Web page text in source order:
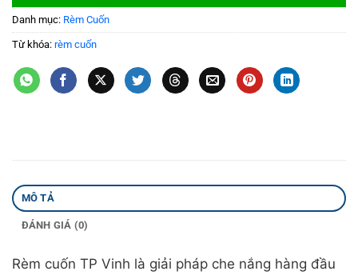
Danh mục: Rèm Cuốn
Từ khóa: rèm cuốn
MÔ TẢ
ĐÁNH GIÁ (0)
Rèm cuốn TP Vinh là giải pháp che nắng hàng đầu